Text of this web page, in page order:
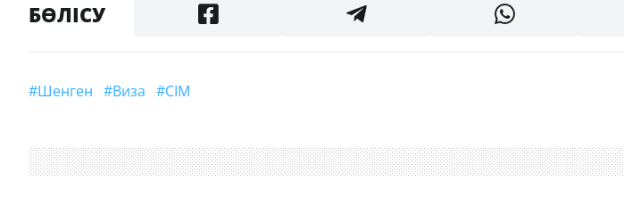
БӨЛІСУ
#Шенген #виза #СІМ